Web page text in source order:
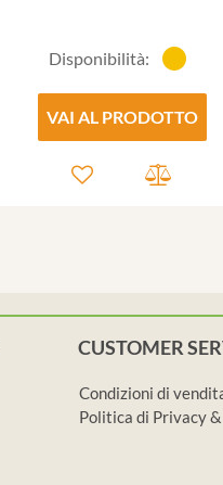
Disponibilità:
VAI AL PRODOTTO
CUSTOMER
Condizioni di
Politica di Privacy